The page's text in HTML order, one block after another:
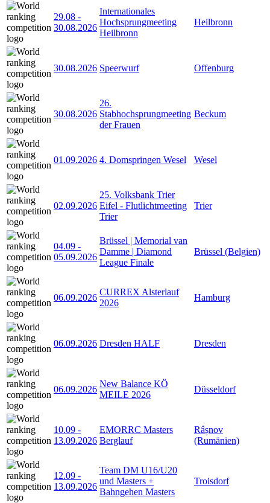
29.08 -
30.08.2026
Internationales
Hochsprungmeeting
Heilbronn
Heilbronn
30.08.2026 Speerwurf Offenburg
30.08.2026
26.
Stabhochsprungmeeting
der Frauen
Beckum
01.09.2026 4. Domspringen Wesel Wesel
02.09.2026
25. Volksbank Trier
Eifel - Flutlichtmeeting
Trier
Trier
04.09 -
05.09.2026
Brüssel | Memorial van
Damme | Diamond
League Finale
Brüssel (Belgien)
06.09.2026
CURREX Alsterlauf
2026
Hamburg
06.09.2026 Dresden HALF Dresden
06.09.2026
New Balance KÖ
MEILE 2026
Düsseldorf
10.09 -
13.09.2026
EMORRC Masters
Berglauf
Râșnov
(Rumänien)
12.09 -
13.09.2026
Team DM U16/U20
und Masters +
Bahngehen Masters
Troisdorf